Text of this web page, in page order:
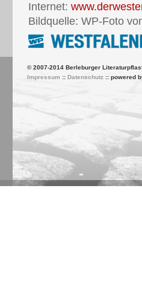
Internet:
Bildquelle: WP-Foto
© 2007-2014 Berleburger
Impressum:: Datenschutz:: powered